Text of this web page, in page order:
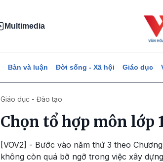
Multimedia
Bàn và luận Đời sống - Xã hội Giáo dục
Giáo dục - Đào tạo
Chọn tổ hợp môn lớp
[VOV2] - Bước vào năm thứ 3 theo
không còn quá bỡ ngỡ trong việc xây